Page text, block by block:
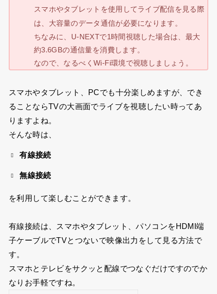
スマホやタブレットを使用してライブ配信を見る際
は、大容量のデータ通信が必要になります。
ちなみに、U-NEXTで1時間視聴した場合は、最大
約3.6GBの通信量を消費します。
なので、なるべくWi-Fi環境で視聴しましょう。
スマホやタブレット、PCでも十分楽しめますが、でき
ることならTVの大画面でライブを視聴したい時ってあ
りますよね。
そんな時は、
有線接続
無線接続
を利用して楽しむことができます。
有線接続は、スマホやタブレット、パソコンをHDMI端
子ケーブルでTVとつないで映像出力をして見る方法で
す。
スマホとテレビをサクッと配線でつなぐだけですのでか
なりお手軽ですね。